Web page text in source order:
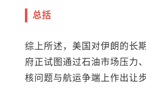
总括
综上所述，美国对伊朗的长
府正试图通过石油市场压力
核问题与航运争端上作出让